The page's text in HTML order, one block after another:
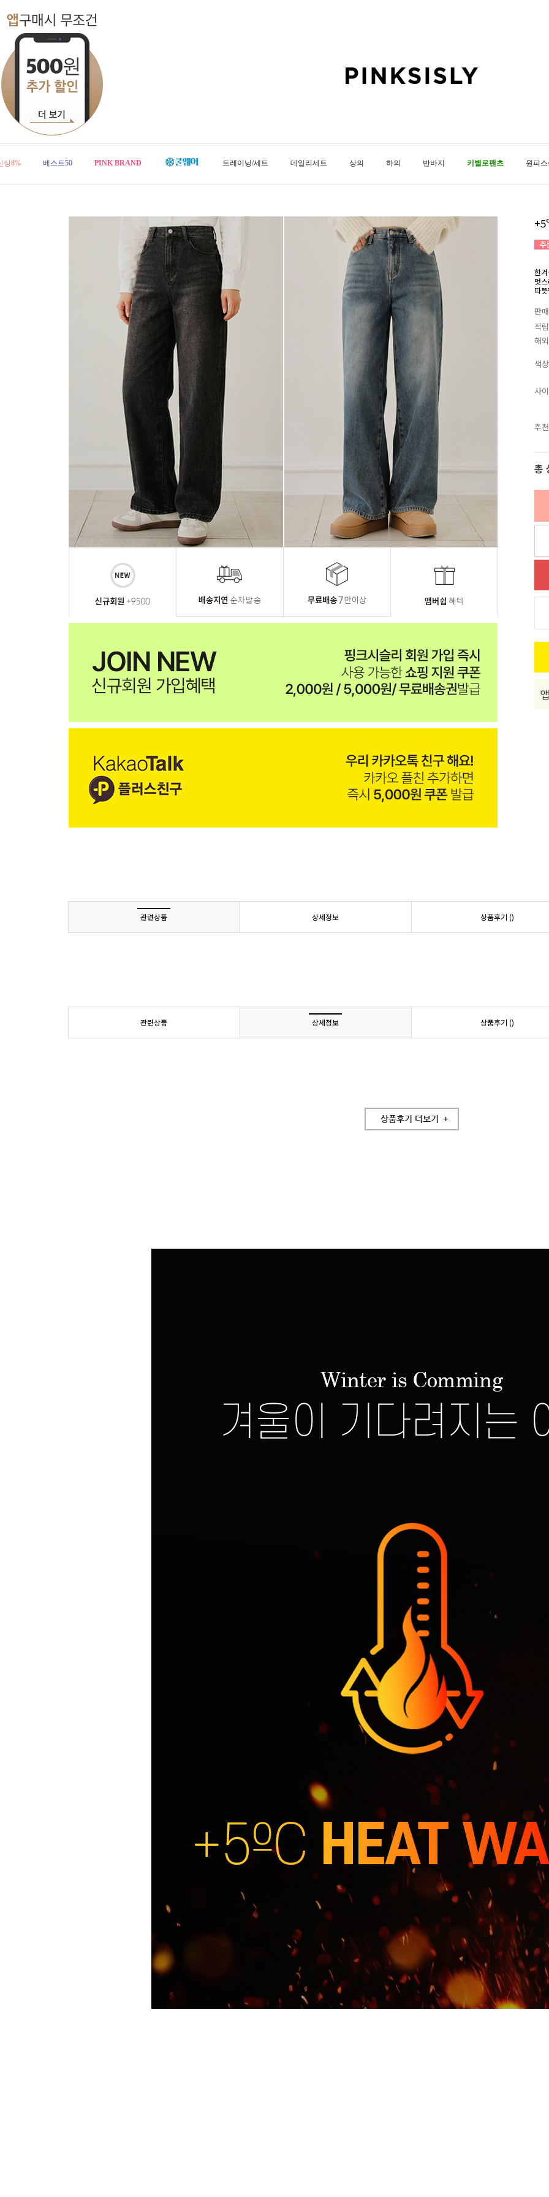
상8% 베스트50 PINK BRAND 트레이닝/세트 데일리세트 상의 하의 반바지 키별로팬츠 원피
한
멋
따
판
적
해
색상
사
추
총
관련상품 상세정보 상품후기 ()
관련상품 상세정보 상품후기 ()